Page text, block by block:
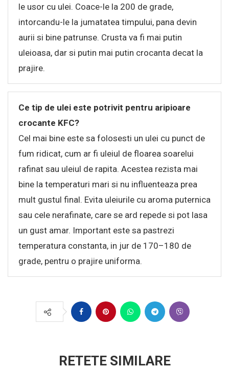
le usor cu ulei. Coace-le la 200 de grade,
intorcandu-le la jumatatea timpului, pana devin
aurii si bine patrunse. Crusta va fi mai putin
uleioasa, dar si putin mai putin crocanta decat la
prajire.
Ce tip de ulei este potrivit pentru aripioare
crocante KFC?
Cel mai bine este sa folosesti un ulei cu punct de
fum ridicat, cum ar fi uleiul de floarea soarelui
rafinat sau uleiul de rapita. Acestea rezista mai
bine la temperaturi mari si nu influenteaza prea
mult gustul final. Evita uleiurile cu aroma puternica
sau cele nerafinate, care se ard repede si pot lasa
un gust amar. Important este sa pastrezi
temperatura constanta, in jur de 170–180 de
grade, pentru o prajire uniforma.
RETETE SIMILARE